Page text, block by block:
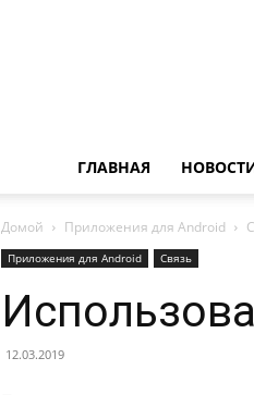
ГЛАВНАЯ
Домой Приложения для Android
Приложения для Android Связь
12.03.2019